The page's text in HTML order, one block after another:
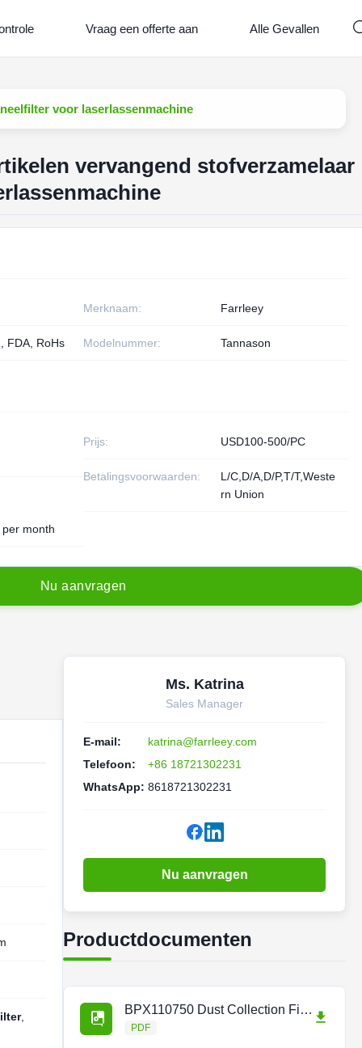
Vraag een offerte aan Alle Gevallen
voor laserlassenmachine
vervangend stofverzamelaar
Merknaam: Farrleey
FDA, RoHs Modelnummer: Tannason
Prijs: USD100-500/PC
Betalingsvoorwaarden:
L/C,D/A,D/P,T/T,Weste
rn Union
month
N u aanvragen
,
Ms. Katrina
Sales Manager
E-mail:
katrina@farrleey.com
Telefoon:
+86 18721302231
WhatsApp: 8618721302231
Nu aanvragen
Productdocumenten
BPX110750 Dust Collection Filter for Trumpf Laser Consumables.pdf
PDF